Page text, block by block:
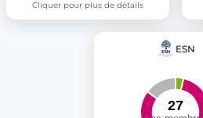
Cliquer pour plus de détails
ESN